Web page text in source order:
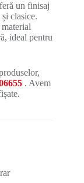
un finisaj
clasice.
ideal pentru
. Avem